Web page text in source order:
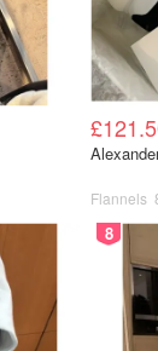
Flannels
8